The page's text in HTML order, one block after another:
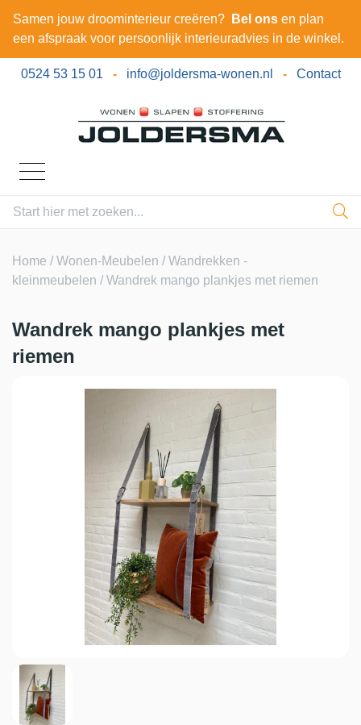
Samen jouw droominterieur creëren? Bel ons en plan
een afspraak voor persoonlijk interieuradvies in de winkel.
0524 53 15 01 - info@joldersma-wonen.nl - Contact
Home /Wonen-Meubelen /Wandrekken -
kleinmeubelen / Wandrek mango plankjes met riemen
Wandrek mango plankjes met
riemen